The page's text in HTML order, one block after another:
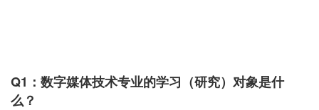
Q1：数字媒体技术专业的学习（研究）对象是什
么？